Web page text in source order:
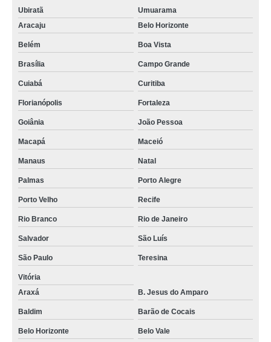
Ubiratã
Umuarama
Aracaju
Belo Horizonte
Belém Boa Vista
Brasília Campo Grande
Cuiabá Curitiba
Florianópolis Fortaleza
Goiânia João Pessoa
Macapá Maceió
Manaus Natal
Palmas Porto Alegre
Porto Velho Recife
Rio Branco Rio de Janeiro
Salvador São Luís
São Paulo Teresina
Vitória
Araxá
B. Jesus do Amparo
Baldim Barão de Cocais
Belo Horizonte Belo Vale